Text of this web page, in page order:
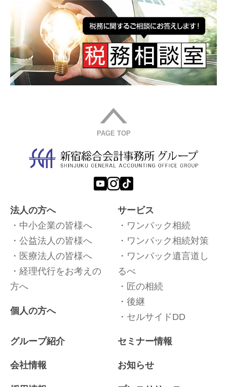
PAGE TOP
法人の方へ
中小企業の皆様へ
公益法人の皆様へ
医療法人の皆様へ
経理代行をお考えの
方へ
個人の方へ
サービス
ワンパック相続
ワンパック相続対策
ワンパック遺言道し
るべ
匠の相続
後継
セルサイドDD
グループ紹介
会社情報
セミナー情報
お知らせ